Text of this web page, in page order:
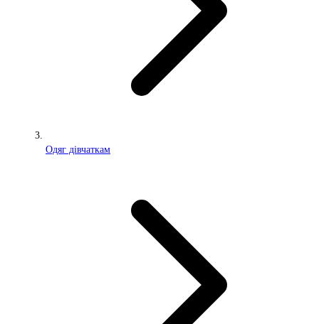
Одяг дівчаткам